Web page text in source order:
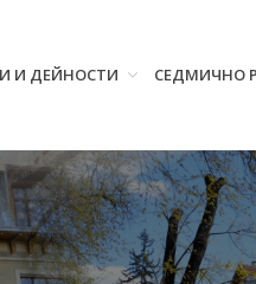
И ДЕЙНОСТИ СЕДМИЧНО